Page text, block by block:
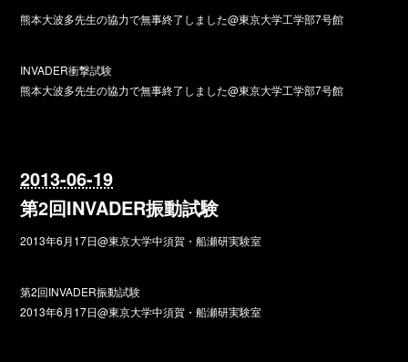
熊本大波多先生の協力で無事終了しました@東京大学工学部7号館
INVADER衝撃試験
熊本大波多先生の協力で無事終了しました@東京大学工学部7号館
2013-06-19
第2回INVADER振動試験
2013年6月17日@東京大学中須賀・船瀬研実験室
第2回INVADER振動試験
2013年6月17日@東京大学中須賀・船瀬研実験室